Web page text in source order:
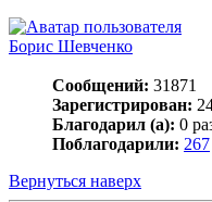
Борис Шевченко
Сообщений: 31871
Зарегистрирован:
Благодарил (а): 0
Поблагодарили: 267
Вернуться наверх